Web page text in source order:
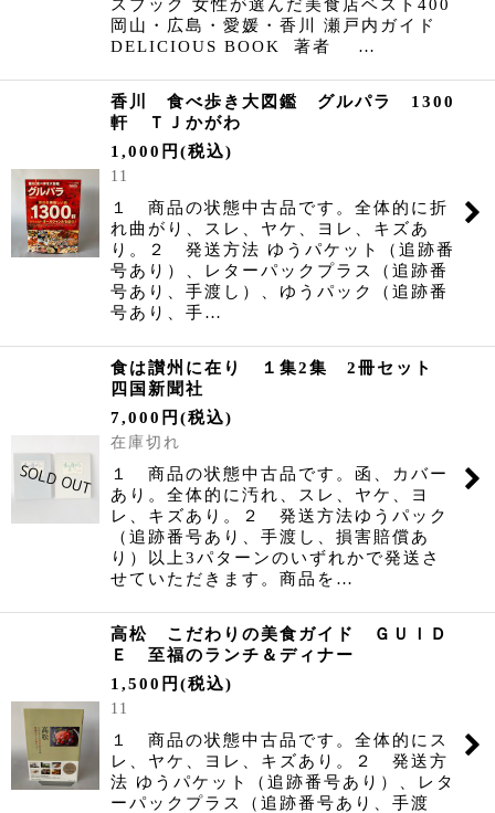
スブック 女性が選んだ美食店ベスト400
岡山・広島・愛媛・香川 瀬戸内ガイド
DELICIOUS BOOK 著者 …
香川 食べ歩き大図鑑 グルパラ 1300
軒 ＴＪかがわ
1,000 円 (税込)
11
１ 商品の状態中古品です。全体的に折
れ曲がり、スレ、ヤケ、ヨレ、キズあ
り。２ 発送方法 ゆうパケット（追跡番
号あり）、レターパックプラス（追跡番
号あり、手渡し）、ゆうパック（追跡番
号あり、手…
食は讃州に在り １集2集 2冊セット
四国新聞社
7,000 円 (税込)
在庫切れ
１ 商品の状態中古品です。函、カバー
あり。全体的に汚れ、スレ、ヤケ、ヨ
レ、キズあり。２ 発送方法ゆうパック
（追跡番号あり、手渡し、損害賠償あ
り）以上3パターンのいずれかで発送さ
せていただきます。商品を…
高松 こだわりの美食ガイド ＧＵＩＤ
Ｅ 至福のランチ＆ディナー
1,500 円 (税込)
11
１ 商品の状態中古品です。全体的にス
レ、ヤケ、ヨレ、キズあり。２ 発送方
法 ゆうパケット（追跡番号あり）、レタ
ーパックプラス（追跡番号あり、手渡